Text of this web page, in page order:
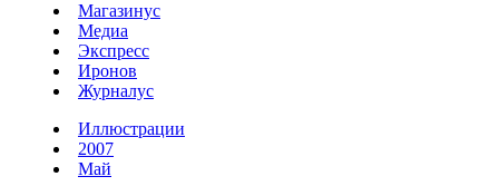
Магазинус
Медиа
Экспресс
Иронов
Журналус
Иллюстрации
2007
Май